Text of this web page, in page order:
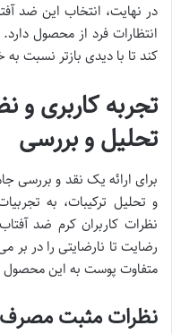
در نهایت، انتخاب این ضد
انتظارات فرد از محصول
کند تا با دیدی بازتر نسبت به
تجربه کاربری
تحلیل و بررسی
برای ارائه یک نقد و بررسی
و تحلیل ترکیبات، به
نظرات کاربران کرم ضد
رضایت تا نارضایتی را در
متفاوت پوست به این
نظرات مثبت مصرف